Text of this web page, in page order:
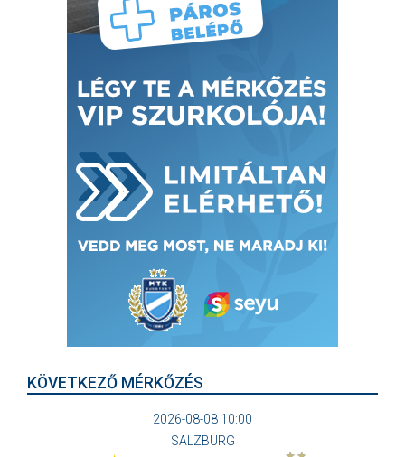
KÖVETKEZŐ MÉRKŐZÉS
2026-08-08 10:00
SALZBURG